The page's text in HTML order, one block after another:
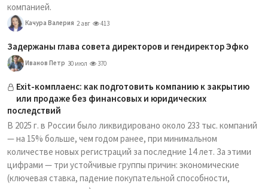
компанией.
Качура Валерия 2 авг 413
Задержаны глава совета директоров и гендиректор Эфко
Иванов Петр 30 июл 370
Exit-комплаенс: как подготовить компанию к закрытию
или продаже без финансовых и юридических
последствий
В 2025 г. в России было ликвидировано около 233 тыс. компаний
— на 15% больше, чем годом ранее, при минимальном
количестве новых регистраций за последние 14 лет. За этими
цифрами — три устойчивые группы причин: экономические
(ключевая ставка, падение покупательной способности,